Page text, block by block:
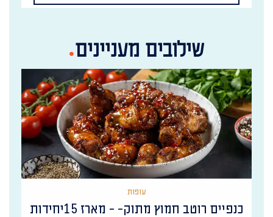
שילובים מעניינים
עופות
כנפיים רוטב חמוץ מתוק- - מארז 15יחידות